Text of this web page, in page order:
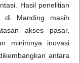
Hasil penelitian
di Manding masih
akses pasar,
minimnya inovasi
antara